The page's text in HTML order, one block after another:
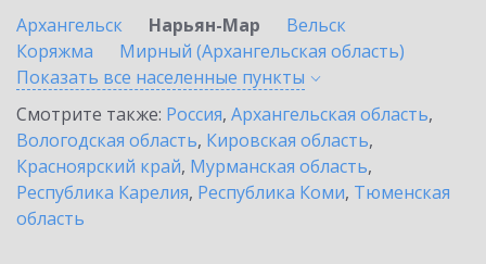
Архангельск
Нарьян-Мар
Вельск
Коряжма
Мирный (Архангельская область)
Показать все населенные пункты
Смотрите также: Россия, Архангельская область,
Вологодская область, Кировская область,
Красноярский край, Мурманская область,
Республика Карелия, Республика Коми, Тюменская
область